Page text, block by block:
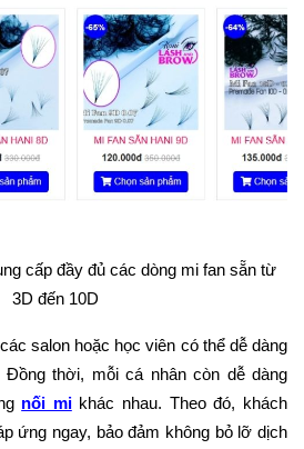
cấp đầy đủ các dòng mi fan sẵn từ
3D đến 10D
salon hoặc học viên có thể dễ dàng
Đồng thời, mỗi cá nhân còn dễ dàng
nối mikhác nhau. Theo đó, khách
ứng ngay, bảo đảm không bỏ lỡ dịch